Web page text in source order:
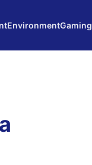
EnvironmentGaming